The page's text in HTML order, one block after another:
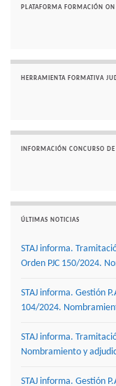
PLATAFORMA FORMACIÓN
HERRAMIENTA FORMATIVA
INFORMACIÓN CONCURSO
ÚLTIMAS NOTICIAS
STAJ informa.
Orden PJC 150/2024.
STAJ informa. Gestión
104/2024.
STAJ informa.
Nombramiento y
STAJ informa. Gestión